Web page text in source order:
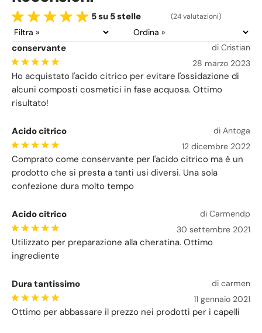
5 su 5 stelle (24 valutazioni)
conservante
di Cristian
28 marzo 2023
Ho acquistato l'acido citrico per evitare l'ossidazione di
alcuni composti cosmetici in fase acquosa. Ottimo
risultato!
Acido citrico
di Antoga
12 dicembre 2022
Comprato come conservante per l'acido citrico ma è un
prodotto che si presta a tanti usi diversi. Una sola
confezione dura molto tempo
Acido citrico
di Carmendp
30 settembre 2021
Utilizzato per preparazione alla cheratina. Ottimo
ingrediente
Dura tantissimo
di carmen
11 gennaio 2021
Ottimo per abbassare il prezzo nei prodotti per i capelli